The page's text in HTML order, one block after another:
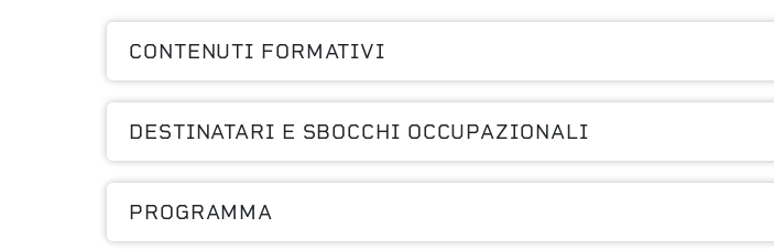
CONTENUTI FORMATIVI
DESTINATARI E SBOCCHI OCCUPAZIONALI
PROGRAMMA